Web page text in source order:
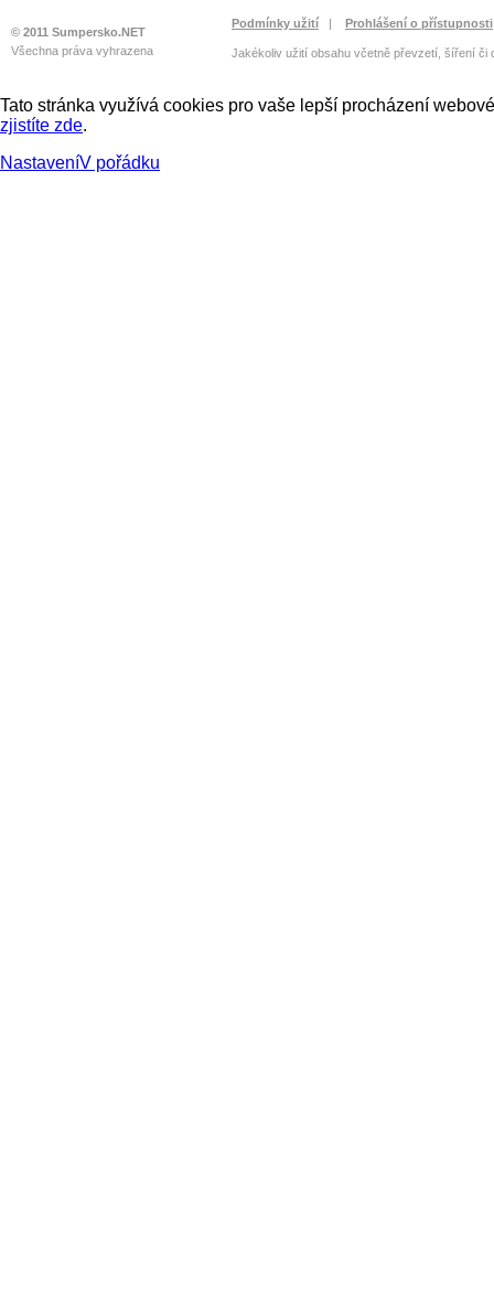
© 2011 Sumpersko.NET
Všechna práva vyhrazena
Podmínky užití | Prohlášení o přístupnosti
Jakékoliv užití obsahu včetně převzetí, šíření či
Tato stránka využívá cookies pro vaše lepší procházení
zjistíte zde.
NastaveníV pořádku